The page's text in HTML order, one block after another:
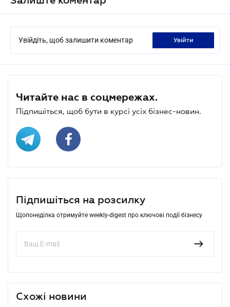
Увійдіть, щоб залишити коментар увійти
Читайте нас в соцмережах.
Підпишіться, щоб бути в курсі усіх бізнес-новин.
Підпишіться на розсилку
Щопонеділка отримуйте weekly-digest про ключові події бізнесу
Схожі новини